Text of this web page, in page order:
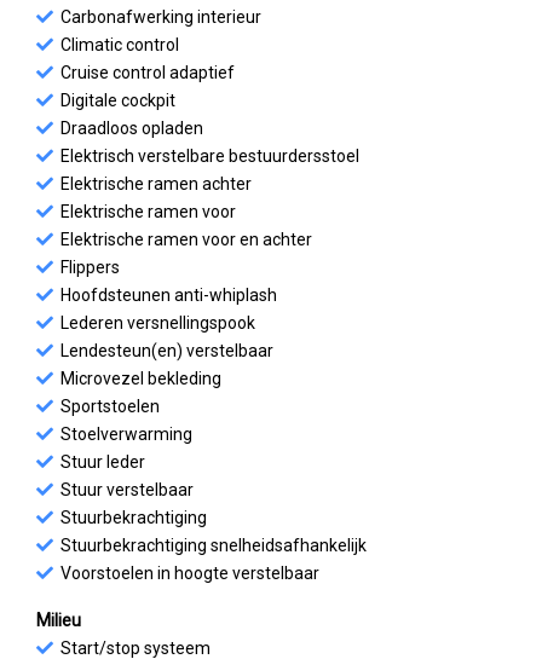
Carbonafwerking interieur
Climatic control
Cruise control adaptief
Digitale cockpit
Draadloos opladen
Elektrisch verstelbare bestuurdersstoel
Elektrische ramen achter
Elektrische ramen voor
Elektrische ramen voor en achter
Flippers
Hoofdsteunen anti-whiplash
Lederen versnellingspook
Lendesteun(en) verstelbaar
Microvezel bekleding
Sportstoelen
Stoelverwarming
Stuur leder
Stuur verstelbaar
Stuurbekrachtiging
Stuurbekrachtiging snelheidsafhankelijk
Voorstoelen in hoogte verstelbaar
Milieu
Start/stop systeem